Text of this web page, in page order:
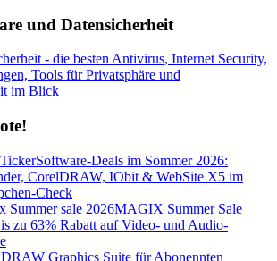
und Datensicherheit
- die besten Antivirus, Internet Security,
Tools für Privatsphäre und
im Blick
Software-Deals im Sommer 2026:
CorelDRAW, IObit & WebSite X5 im
Check
MAGIX Summer Sale
zu 63% Rabatt auf Video- und Audio-